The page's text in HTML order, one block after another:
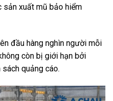
sản xuất mũ bảo hiểm
đầu hàng nghìn người mỗi
còn bị giới hạn bởi
sách quảng cáo.